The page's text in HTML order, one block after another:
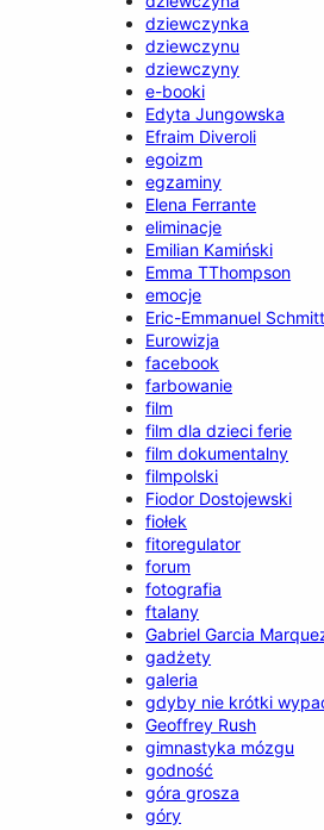
dziewczynka
dziewczynu
dziewczyny
e-booki
Edyta Jungowska
Efraim Diveroli
egoizm
egzaminy
Elena Ferrante
eliminacje
Emilian Kamiński
Emma TThompson
emocje
Eric-Emmanuel Schmitt
Eurowizja
facebook
farbowanie
film
film dla dzieci ferie
film dokumentalny
filmpolski
Fiodor Dostojewski
fiołek
fitoregulator
forum
fotografia
ftalany
Gabriel Garcia
gadżety
galeria
gdyby nie krótki
Geoffrey Rush
gimnastyka mózgu
godność
góra grosza
góry